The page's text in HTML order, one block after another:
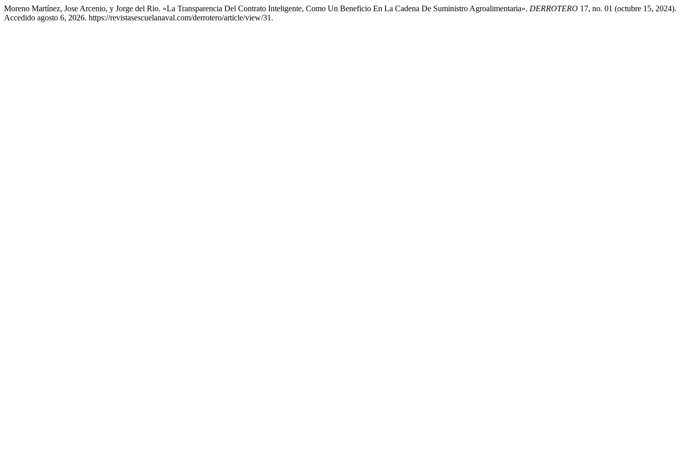
Moreno Martínez, Jose Arcenio, y Jorge del Rio. «La Transparencia Del Contrato Inteligente, Como Un Beneficio En La Cadena De Suministro Agroalimentaria». DERROTERO 17, no. 01 (octubre 15, 2024).
Accedido agosto 6, 2026. https://revistasescuelanaval.com/derrotero/article/view/31.